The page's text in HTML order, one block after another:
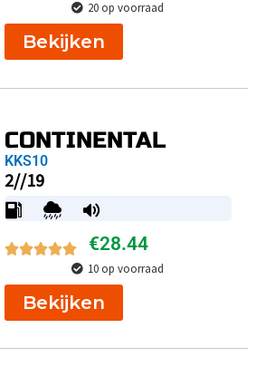
20 op voorraad
Bekijken
CONTINENTAL
KKS10
2//19
€28.44
10 op voorraad
Bekijken